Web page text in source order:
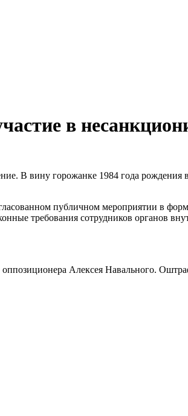
в
В вину горожанке 1984 года
публичном мероприятии в
требования сотрудников органов
Алексея Навального.